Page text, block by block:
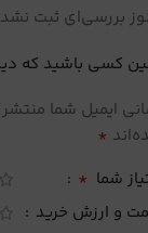
بررسی‌ای ثبت
کسی باشید که
ایمیل شما
*
شما *
و ارزش خرید